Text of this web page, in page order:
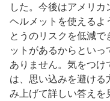
した。今後はアメリ
ヘルメットを使えるよ
とうのリスクを低減
ットがあるからとい
ありません。気をつ
は、思い込みを避け
み上げて詳しい答え